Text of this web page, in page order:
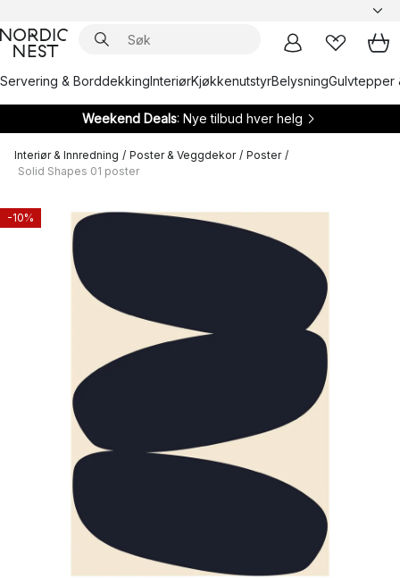
Servering & BorddekkingInteriørKjøkkenutstyrBelysningGulvtepper
Weekend Deals: Nye tilbud hver helg
Interiør & Innredning / Poster & Veggdekor / Poster /
Solid Shapes 01 poster
-10%